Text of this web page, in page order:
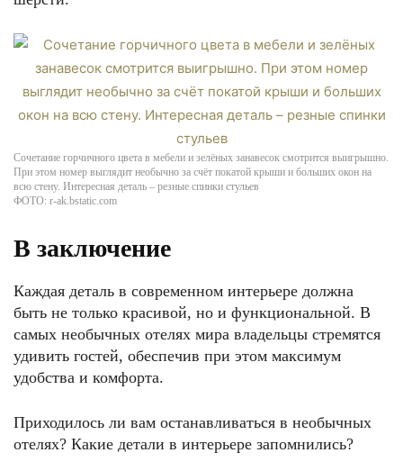
Сочетание горчичного цвета в мебели и зелёных занавесок смотрится выигрышно.
При этом номер выглядит необычно за счёт покатой крыши и больших окон на
всю стену. Интересная деталь – резные спинки стульев
ФОТО: r-ak.bstatic.com
В заключение
Каждая деталь в современном интерьере должна
быть не только красивой, но и функциональной. В
самых необычных отелях мира владельцы стремятся
удивить гостей, обеспечив при этом максимум
удобства и комфорта.
Приходилось ли вам останавливаться в необычных
отелях? Какие детали в интерьере запомнились?